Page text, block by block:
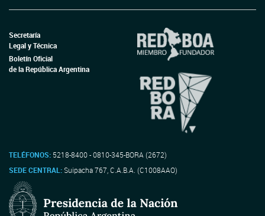
Secretaría
Legal y Técnica
Boletín Oficial
de la República Argentina
TELÉFONOS: 5218-8400 - 0810-345-BORA (2672)
SEDE CENTRAL:Suipacha 767, C.A.B.A. (C1008AAO)